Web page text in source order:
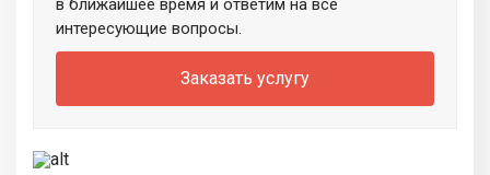
в ближайшее время и ответим на все
интересующие вопросы.
Заказать услугу